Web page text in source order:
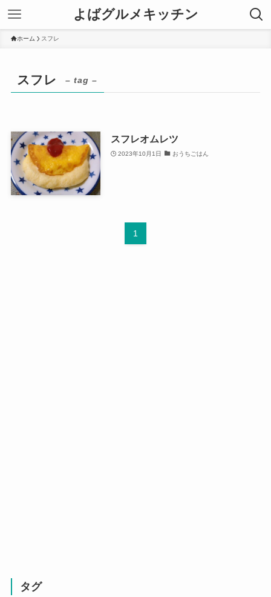
よばグルメキッチン
ホーム スフレ
スフレ – tag –
スフレオムレツ
2023年10月1日 おうちごはん
1
タグ